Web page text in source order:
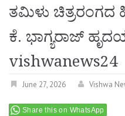
ತಮಿಳು
ಕೆ. ಭಾಗ್ಯರಾಜ್
vishwanews24
June 27, 2026 Vishwa
Share this on WhatsApp